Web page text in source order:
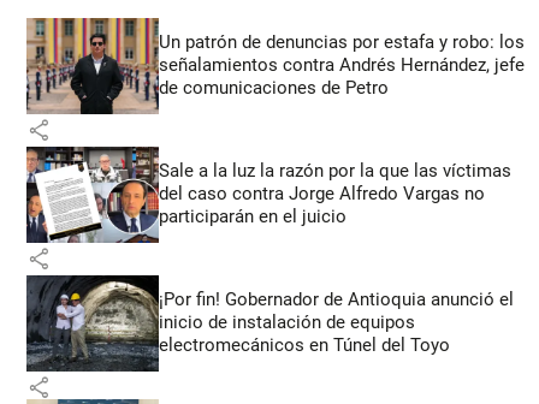
Un patrón de denuncias por estafa y robo: los
señalamientos contra Andrés Hernández, jefe
de comunicaciones de Petro
share
Sale a la luz la razón por la que las víctimas
del caso contra Jorge Alfredo Vargas no
participarán en el juicio
share
¡Por fin! Gobernador de Antioquia anunció el
inicio de instalación de equipos
electromecánicos en Túnel del Toyo
share